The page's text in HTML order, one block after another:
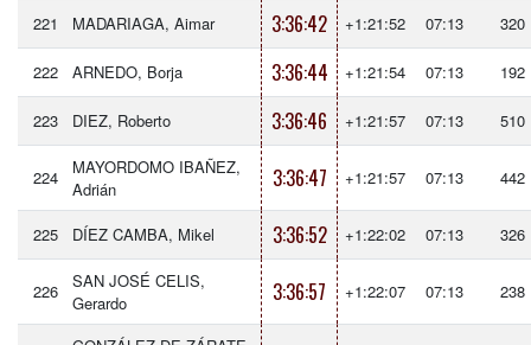
221 MADARIAGA, Aimar 3:36:42 +1:21:52 07:13 320
222 ARNEDO, Borja 3:36:44 +1:21:54 07:13 192
223 DIEZ, Roberto 3:36:46 +1:21:57 07:13 510
224
MAYORDOMO IBAÑEZ,
Adrián
3:36:47 +1:21:57 07:13 442
225 DÍEZ CAMBA, Mikel 3:36:52 +1:22:02 07:13 326
226
SAN JOSÉ CELIS,
Gerardo
3:36:57 +1:22:07 07:13 238